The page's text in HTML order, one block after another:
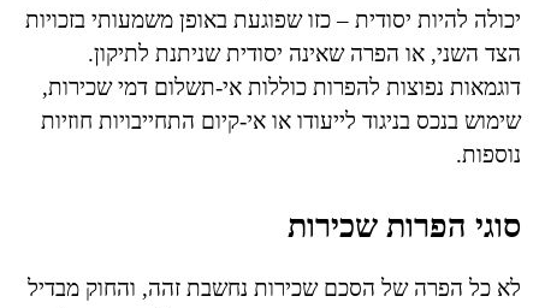
יכולה להיות יסודית – כזו שפוגעת באופן משמעותי בזכויות
הצד השני, או הפרה שאינה יסודית שניתנת לתיקון.
דוגמאות נפוצות להפרות כוללות אי-תשלום דמי שכירות,
שימוש בנכס בניגוד לייעודו או אי-קיום התחייבויות חוזיות
נוספות.
סוגי הפרות שכירות
לא כל הפרה של הסכם שכירות נחשבת זהה, והחוק מבדיל